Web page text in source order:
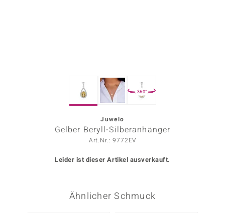
360°
Juwelo
Gelber Beryll-Silberanhänger
Art.Nr.: 9772EV
Leider ist dieser Artikel ausverkauft.
Ähnlicher Schmuck